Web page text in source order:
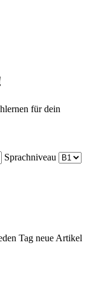
für dein
Sprachniveau
Tag neue Artikel